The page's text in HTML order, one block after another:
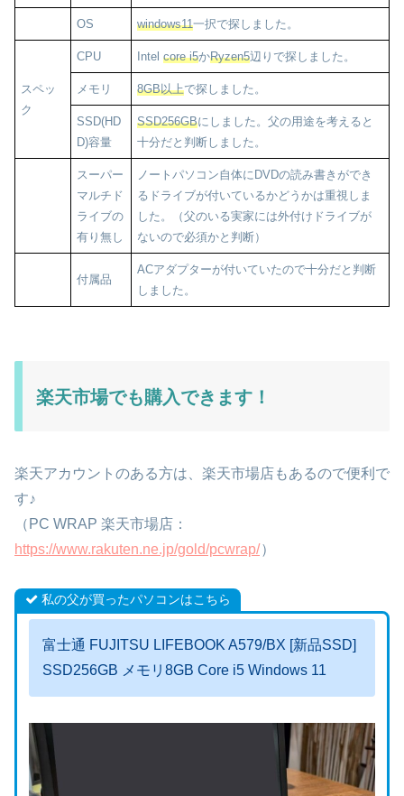
OS windows11一択で探しました。
スペッ
ク
CPU Intelcore i5かRyzen5辺りで探しました。
メモリ 8GB以上で探しました。
SSD(HD
D)容量
SSD256GBにしました。父の用途を考えると
十分だと判断しました。
スーパー
マルチド
ライブの
有り無し
ノートパソコン自体にDVDの読み書きができ
るドライブが付いているかどうかは重視しま
した。（父のいる実家には外付けドライブが
ないので必須かと判断）
付属品
ACアダプターが付いていたので十分だと判断
しました。
楽天市場でも購入できます！
楽天アカウントのある方は、楽天市場店もあるので便利で
す♪
（PC WRAP 楽天市場店：
https://www.rakuten.ne.jp/gold/pcwrap/）
私の父が買ったパソコンはこちら
富士通 FUJITSU LIFEBOOK A579/BX [新品SSD]
SSD256GB メモリ8GB Core i5 Windows 11